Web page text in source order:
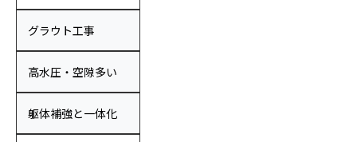
グラウト工事
高水圧・空隙多い
躯体補強と一体化